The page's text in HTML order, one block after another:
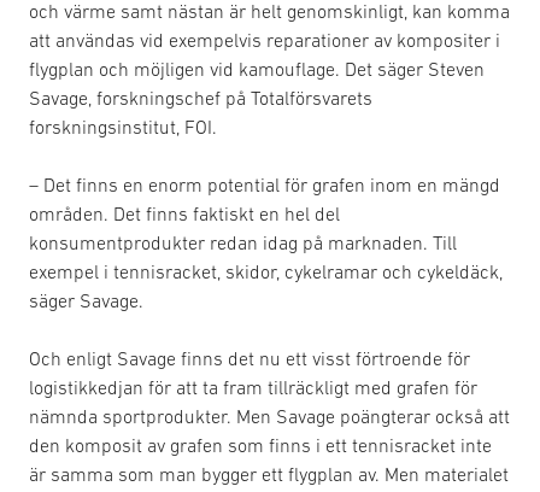
och värme samt nästan är helt genomskinligt, kan komma
att användas vid exempelvis reparationer av kompositer i
flygplan och möjligen vid kamouflage. Det säger Steven
Savage, forskningschef på Totalförsvarets
forskningsinstitut, FOI.
– Det finns en enorm potential för grafen inom en mängd
områden. Det finns faktiskt en hel del
konsumentprodukter redan idag på marknaden. Till
exempel i tennisracket, skidor, cykelramar och cykeldäck,
säger Savage.
Och enligt Savage finns det nu ett visst förtroende för
logistikkedjan för att ta fram tillräckligt med grafen för
nämnda sportprodukter. Men Savage poängterar också att
den komposit av grafen som finns i ett tennisracket inte
är samma som man bygger ett flygplan av. Men materialet